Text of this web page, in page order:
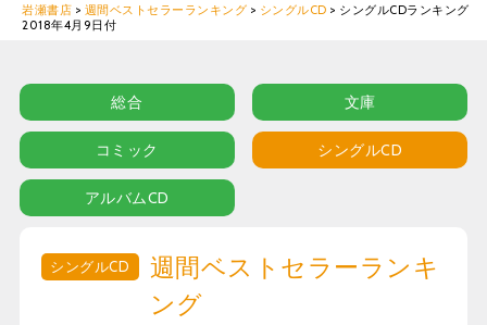
岩瀬書店 > 週間ベストセラーランキング > シングルCD > シングルCDランキング
2018年4月9日付
総合 文庫
コミック シングルCD
アルバムCD
シングルCD
週間ベストセラーランキ
ング